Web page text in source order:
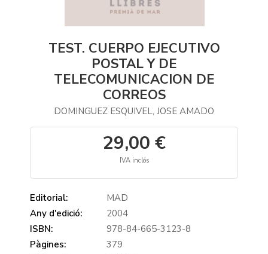
TEST. CUERPO EJECUTIVO
POSTAL Y DE
TELECOMUNICACION DE
CORREOS
DOMINGUEZ ESQUIVEL, JOSE AMADO
29,00 €
IVA inclós
Editorial:
MAD
Any d'edició:
2004
ISBN:
978-84-665-3123-8
Pàgines:
379